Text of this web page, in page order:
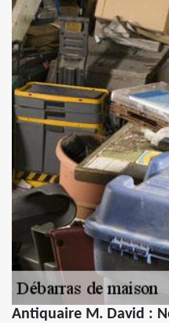
Antiquaire M. David :